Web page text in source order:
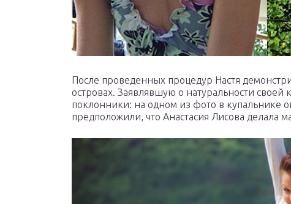
После проведенных процедур Настя
островах. Заявлявшую о натуральности своей
поклонники: на одном из фото в купальнике
предположили, что Анастасия Лисова делала